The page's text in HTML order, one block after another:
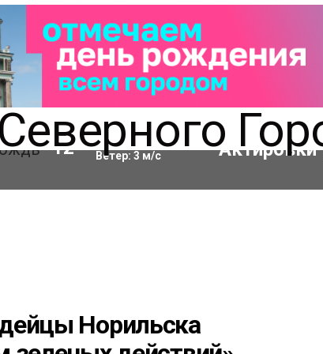
12°C Влажность:93%
Ветер: 3 м/с
Норильска